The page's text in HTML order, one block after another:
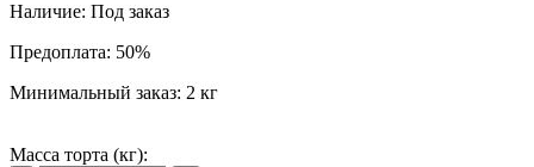
Наличие: Под заказ
Предоплата: 50%
Минимальный заказ: 2 кг
Масса торта (кг):